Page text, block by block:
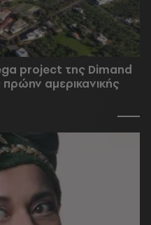
project της Dimand
πρώην αμερικανικής